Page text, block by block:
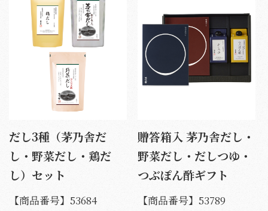
だし3種（茅乃舎だ
し・野菜だし・鶏だ
し）セット
【商品番号】 53684
贈答箱入 茅乃舎だし・
野菜だし・だしつゆ・
つぶぽん酢ギフト
【商品番号】53789